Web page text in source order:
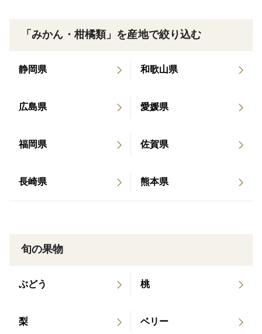
肥料を使わず作物自身が強く育つよう工夫して栽培して
力強い味、エネルギッシュな味（？）がするという感想
化学肥料はもちろん堆肥などの有機肥料も使用しており
農薬は従来の除草剤・防腐剤の不使用に加え、全体的な
を活かすことを心がけています。
産地の特徴
近くにみかんで有名な三ヶ日町がありますが、細江町産
「みかん・柑橘類」を産地で絞り込む
静岡県 和歌山県
広島県 愛媛県
福岡県 佐賀県
長崎県 熊本県
旬の果物
ぶどう 桃
梨 ベリー